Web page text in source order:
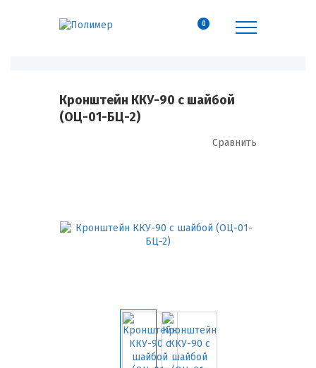
0
Кронштейн ККУ-90 с шайбой
(ОЦ-01-БЦ-2)
Сравнить